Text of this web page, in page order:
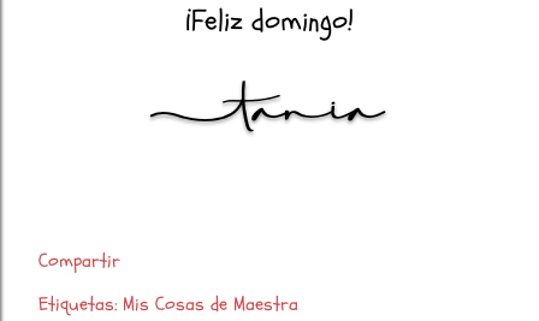
¡Feliz domingo!
Compartir
Etiquetas: Mis Cosas de Maestra